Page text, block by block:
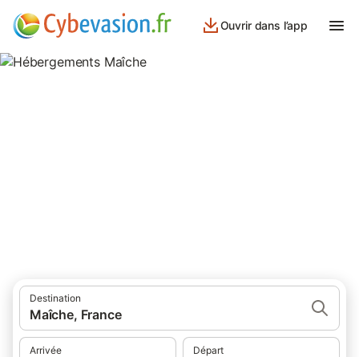
Ouvrir dans l’app
Destination
Maîche, France
Arrivée Départ